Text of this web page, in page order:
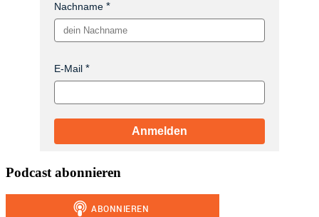
Nachname
E-Mail
Anmelden
Podcast abonnieren